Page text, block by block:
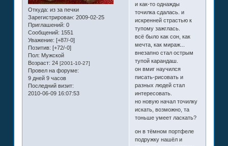
Откуда: из за печки
Зарегистрирован: 2009-02-25
Приглашений: 0
Сообщений: 1551
Уважение: [+87/-0]
Позитив: [+72/-0]
Пол: Мужской
Возраст: 24 [2001-10-27]
Провел на форуме:
9 дней 9 часов
Последний визит:
2010-06-09 16:07:53
и как-то однажды
точилка сдалась. и
искренней страстью к
тупому зажглась.
всё было как сон, как
мечта, как мираж...
внезапно стал острым
тупой карандаш.
он вмиг научился
писать-рисовать и
разных людей стал
интересовать.
но новую начал точилку
искать, возможно, та
тоньше умеет ласкать?
он в тёмном портфеле
подружку нашёл и